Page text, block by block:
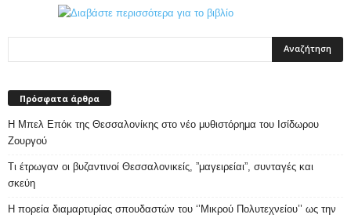
Πρόσφατα άρθρα
Η Μπελ Επόκ της Θεσσαλονίκης στο νέο μυθιστόρημα του Ισίδωρου
Ζουργού
Τι έτρωγαν οι βυζαντινοί Θεσσαλονικείς, ”μαγειρείαι”, συνταγές και
σκεύη
Η πορεία διαμαρτυρίας σπουδαστών του ‘’Μικρού Πολυτεχνείου’’ ως την